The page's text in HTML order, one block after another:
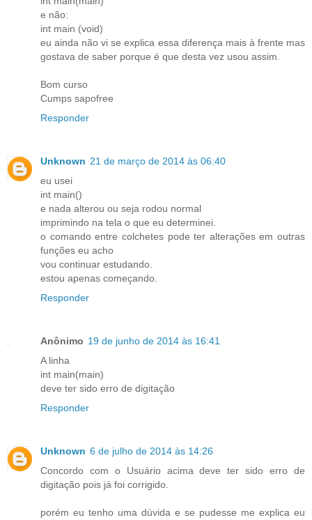
e não:
int main (void)
eu ainda não vi se explica essa diferença mais à frente mas
gostava de saber porque é que desta vez usou assim.
Bom curso
Cumps sapofree
Responder
Unknown 21 de março de 2014 às 06:40
eu usei
int main()
e nada alterou ou seja rodou normal
imprimindo na tela o que eu determinei.
o comando entre colchetes pode ter alterações em outras
funções eu acho
vou continuar estudando.
estou apenas começando.
Responder
Anônimo 19 de junho de 2014 às 16:41
A linha
int main(main)
deve ter sido erro de digitação
Responder
Unknown 6 de julho de 2014 às 14:26
Concordo com o Usuário acima deve ter sido erro de
digitação pois já foi corrigido.
porém eu tenho uma dúvida e se pudesse me explica eu